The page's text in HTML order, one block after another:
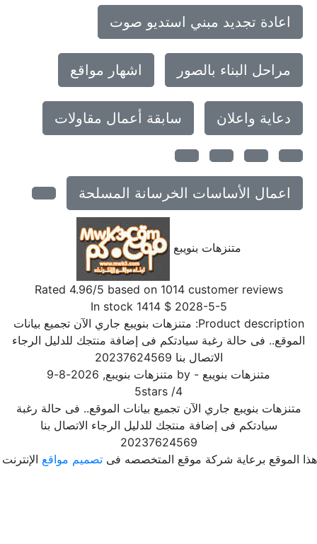
اعادة تجديد مبني استديو صوت
مراحل البناء بالصور اشهار مواقع
دعاية واعلان سابقة أعمال مقاولات
اعمال الأساسات الخرسانة المسلحة
متنزهات بنويبع
Rated4.96/5 based on1014customer reviews
2028-5-5
$
1414
In stock
Product description: متنزهات بنويبع جاري الآن تجميع بيانات
الموقع.. فى حالة رغبة سيادتكم فى إضافة منتجك للدليل الرجاء
الاتصال بنا 20237624569
متنزهات بنويبع- by متنزهات بنويبع,
2026-8-9
/
5stars
متنزهات بنويبع جاري الآن تجميع بيانات الموقع.. فى حالة رغبة
سيادتكم فى إضافة منتجك للدليل الرجاء الاتصال بنا
20237624569
الموقع برعاية شركة موقع المتخصصه فىتصميم مواقعالإنترنت